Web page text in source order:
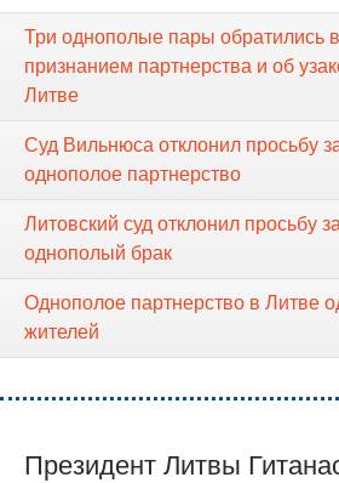
Три однополые пары обратились в
признанием партнерства и об
Литве
Суд Вильнюса отклонил просьбу
однополое партнерство
Литовский суд отклонил просьбу
однополый брак
Однополое партнерство в Литве
жителей
Президент Литвы